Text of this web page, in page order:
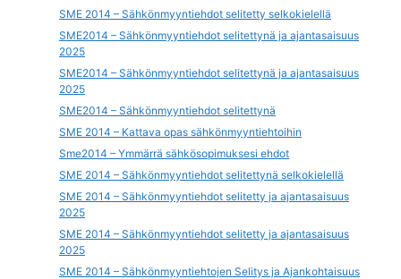
SME 2014 – Sähkönmyyntiehdot selitetty selkokielellä
SME2014 – Sähkönmyyntiehdot selitettynä ja ajantasaisuus
2025
SME2014 – Sähkönmyyntiehdot selitettynä ja ajantasaisuus
2025
SME2014 – Sähkönmyyntiehdot selitettynä
SME 2014 – Kattava opas sähkönmyyntiehtoihin
Sme2014 – Ymmärrä sähkösopimuksesi ehdot
SME 2014 – Sähkönmyyntiehdot selitettynä selkokielellä
SME 2014 – Sähkönmyyntiehdot selitetty ja ajantasaisuus
2025
SME 2014 – Sähkönmyyntiehdot selitetty ja ajantasaisuus
2025
SME 2014 – Sähkönmyyntiehtojen Selitys ja Ajankohtaisuus